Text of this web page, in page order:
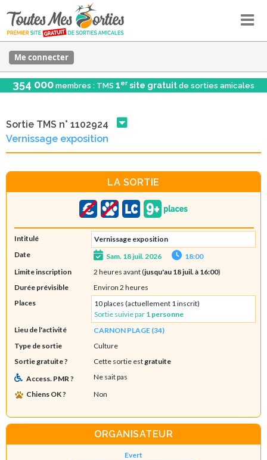
Me connecter
354 000 membres : TMS 1er site gratuit de sorties amicales
Sortie TMS n° 1102924
Vernissage exposition
LA SORTIE
Intitulé
Vernissage exposition
Date
Sam. 18 juil. 2026
18:00
Limite inscription
2 heures avant (jusqu'au 18 juil. à 16:00)
Durée prévisible
Environ 2 heures
Places
10 places (actuellement 1 inscrit)
Sortie suivie par 1 personne
Lieu de l'activité
CARNON PLAGE (34)
Type de sortie
Culture
Sortie gratuite ?
Cette sortie est gratuite
Access. PMR ?
Ne sait pas
Chiens OK ?
Non
ORGANISATEUR
Evert